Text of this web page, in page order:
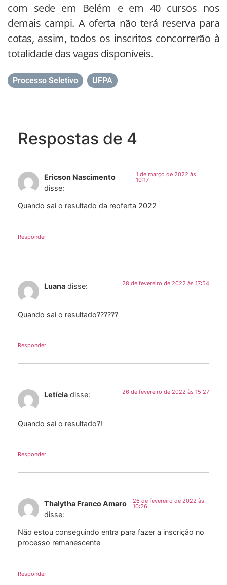
com sede em Belém e em 40 cursos nos
demais campi. A oferta não terá reserva para
cotas, assim, todos os inscritos concorrerão à
totalidade das vagas disponíveis.
Processo Seletivo UFPA
Respostas de 4
Ericson Nascimento
disse:
1 de março de 2022 às
10:17
Quando sai o resultado da reoferta 2022
Responder
Luana disse: 28 de fevereiro de 2022 às 17:54
Quando sai o resultado??????
Responder
Letícia disse: 26 de fevereiro de 2022 às 15:27
Quando sai o resultado?!
Responder
Thalytha Franco Amaro
disse:
26 de fevereiro de 2022 às
10:26
Não estou conseguindo entra para fazer a inscrição no
processo remanescente
Responder